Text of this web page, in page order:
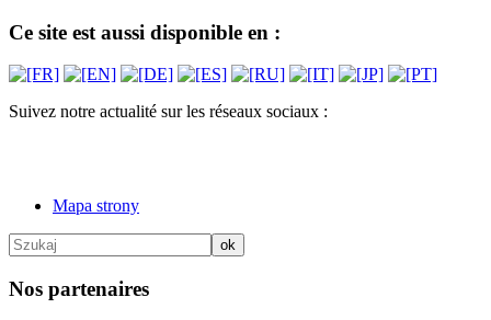
Ce site est aussi disponible en :
Suivez notre actualité sur les réseaux sociaux :
Mapa strony
Nos partenaires